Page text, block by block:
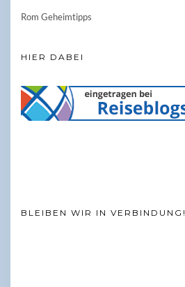
Rom Geheimtipps
HIER DABEI
BLEIBEN WIR IN VERBINDUNG!